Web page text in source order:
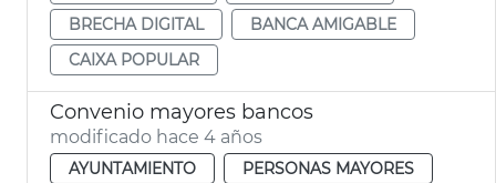
BRECHA DIGITAL
BANCA AMIGABLE
CAIXA POPULAR
Convenio mayores bancos
modificado hace 4 años
AYUNTAMIENTO
PERSONAS MAYORES